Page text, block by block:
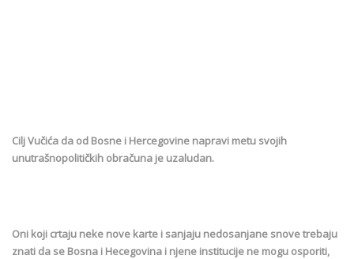
Cilj Vučića da od Bosne i Hercegovine napravi metu svojih
unutrašnopolitičkih obračuna je uzaludan.
Oni koji crtaju neke nove karte i sanjaju nedosanjane snove trebaju
znati da se Bosna i Hecegovina i njene institucije ne mogu osporiti,